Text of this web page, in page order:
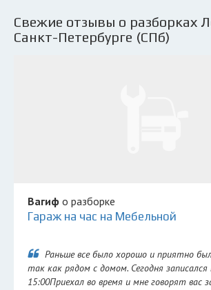
Свежие отзывы о разборках
Санкт-Петербурге (СПб)
Вагиф о разборке
Гараж на час на Мебельной
Раньше все было хорошо и приятно
так как рядом с домом. Сегодня записался
15:00Приехал во время и мне говорят вас